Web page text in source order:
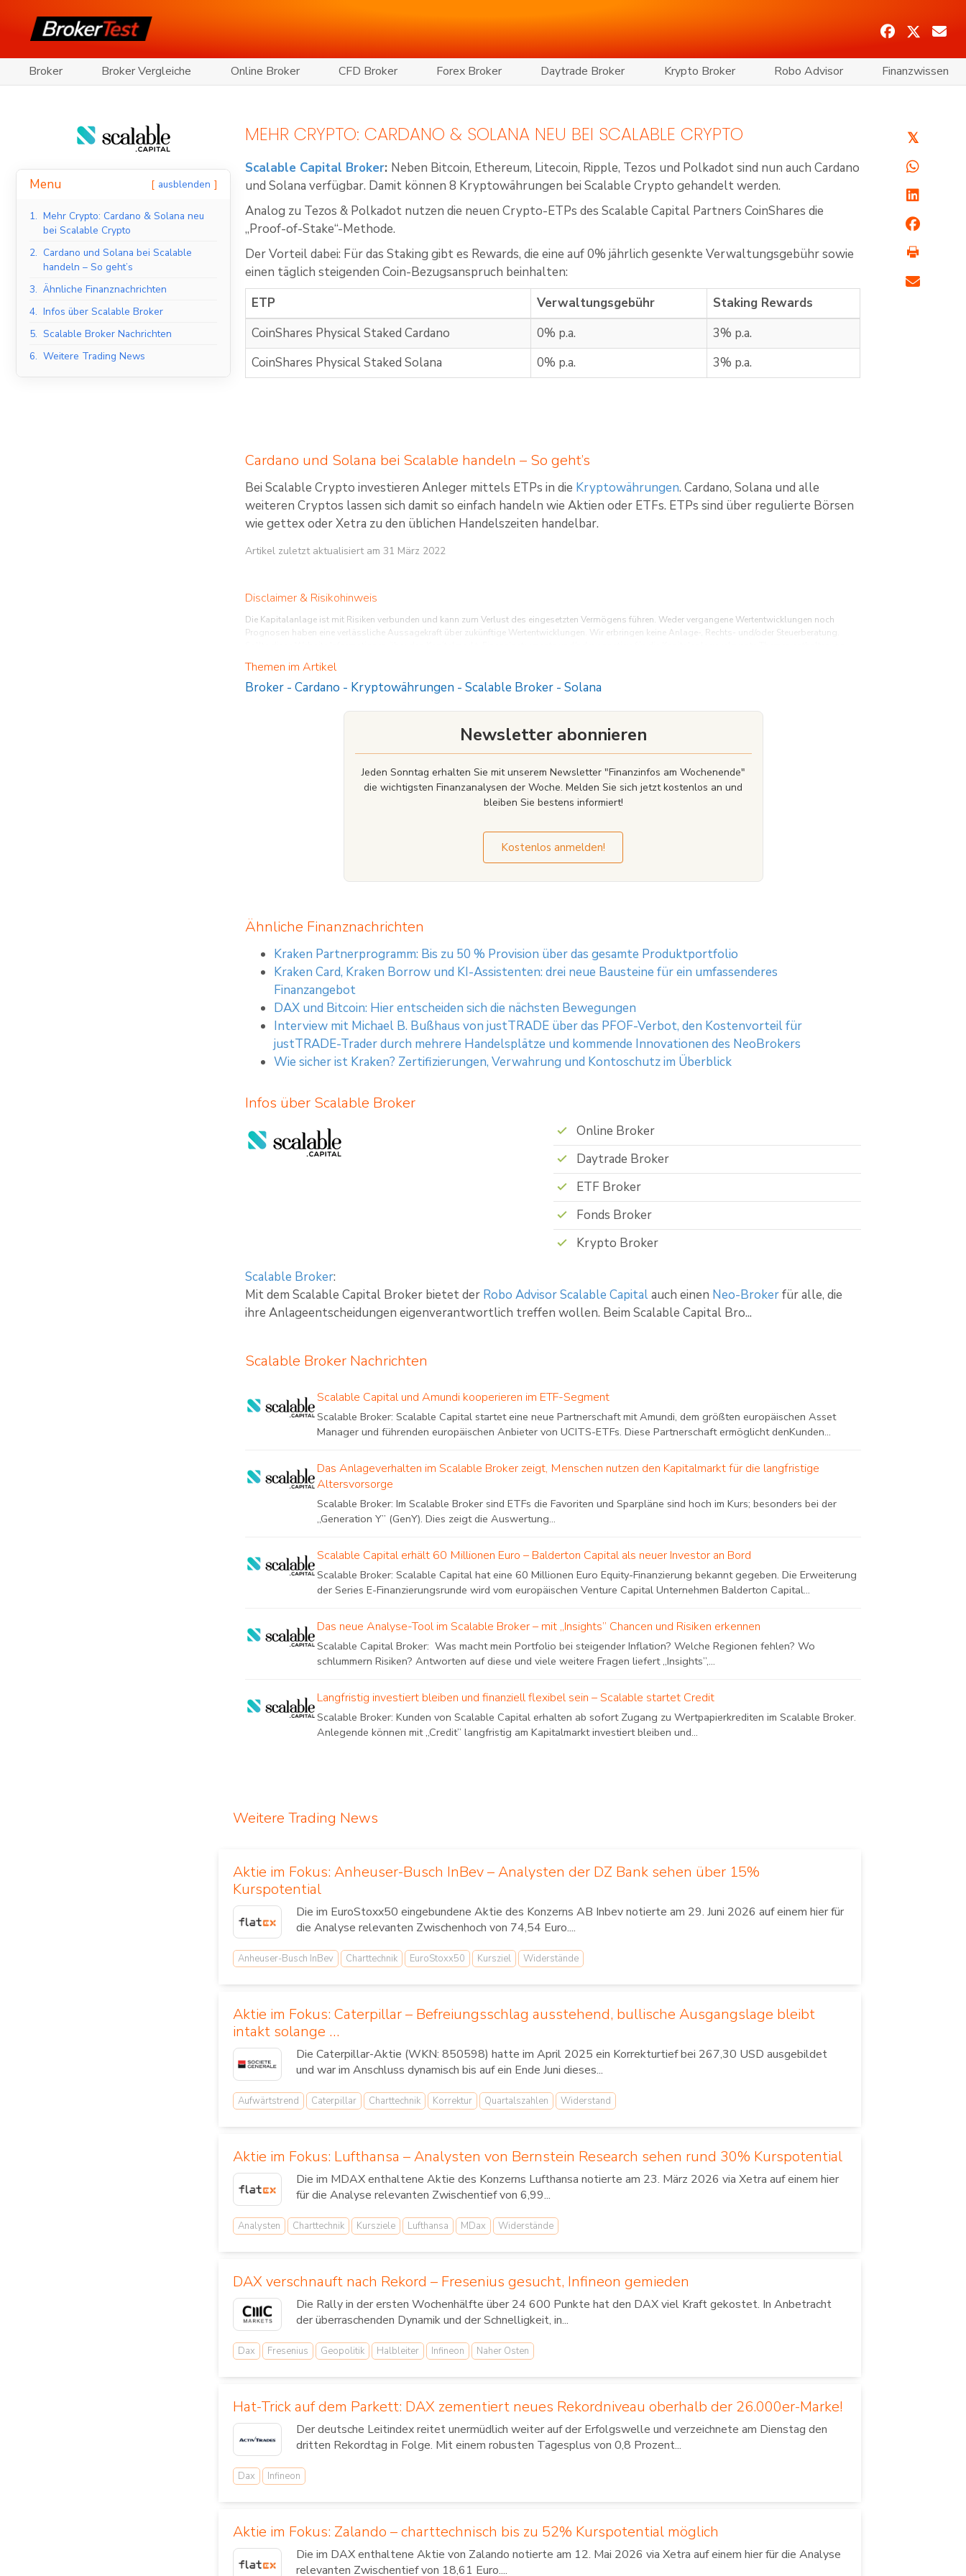
Broker Broker Vergleiche Online Broker CFD Broker Forex Broker Daytrade Broker Krypto Broker Robo Advisor Finanzwissen
Menu ausblenden
1. Mehr Crypto: Cardano & Solana neu
bei Scalable Crypto
2. Cardano und Solana bei Scalable
handeln – So geht’s
3. Ähnliche Finanznachrichten
4. Infos über Scalable Broker
5. Scalable Broker Nachrichten
6. Weitere Trading News
MEHR CRYPTO: CARDANO & SOLANA NEU BEI SCALABLE CRYPTO
Scalable Capital Broker: Neben Bitcoin, Ethereum, Litecoin, Ripple, Tezos und Polkadot sind nun auch Cardano
und Solana verfügbar. Damit können 8 Kryptowährungen bei Scalable Crypto gehandelt werden.
Analog zu Tezos & Polkadot nutzen die neuen Crypto-ETPs des Scalable Capital Partners CoinShares die
„Proof-of-Stake“-Methode.
Der Vorteil dabei: Für das Staking gibt es Rewards, die eine auf 0% jährlich gesenkte Verwaltungsgebühr sowie
einen täglich steigenden Coin-Bezugsanspruch beinhalten:
ETP
Verwaltungsgebühr
Staking Rewards
CoinShares Physical Staked Cardano
0% p.a.
3% p.a.
CoinShares Physical Staked Solana
0% p.a. 3% p.a.
Cardano und Solana bei Scalable handeln – So geht’s
Bei Scalable Crypto investieren Anleger mittels ETPs in die Kryptowährungen. Cardano, Solana und alle
weiteren Cryptos lassen sich damit so einfach handeln wie Aktien oder ETFs. ETPs sind über regulierte Börsen
wie gettex oder Xetra zu den üblichen Handelszeiten handelbar.
Artikel zuletzt aktualisiert am 31 März 2022
Disclaimer & Risikohinweis
Die Kapitalanlage ist mit Risiken verbunden und kann zum Verlust des eingesetzten Vermögens führen. Weder vergangene Wertentwicklungen noch
Prognosen haben eine verlässliche Aussagekraft über zukünftige Wertentwicklungen. Wir erbringen keine Anlage-, Rechts- und/oder Steuerberatung.
Vermögensverwaltungsdienstleistungen
Themen im Artikel
Broker -Cardano - Kryptowährungen -Scalable Broker -Solana
Newsletter abonnieren
Jeden Sonntag erhalten Sie mit unserem Newsletter "Finanzinfos am Wochenende"
die wichtigsten Finanzanalysen der Woche. Melden Sie sich jetzt kostenlos an und
bleiben Sie bestens informiert!
Kostenlos anmelden!
Ähnliche Finanznachrichten
Kraken Partnerprogramm: Bis zu 50 % Provision über das gesamte Produktportfolio
Kraken Card, Kraken Borrow und KI-Assistenten: drei neue Bausteine für ein umfassenderes
Finanzangebot
DAX und Bitcoin: Hier entscheiden sich die nächsten Bewegungen
Interview mit Michael B. Bußhaus von justTRADE über das PFOF-Verbot, den Kostenvorteil für
justTRADE-Trader durch mehrere Handelsplätze und kommende Innovationen des NeoBrokers
Wie sicher ist Kraken? Zertifizierungen, Verwahrung und Kontoschutz im Überblick
Infos über Scalable Broker
Online Broker
Daytrade Broker
ETF Broker
Fonds Broker
Krypto Broker
Scalable Broker:
Mit dem Scalable Capital Broker bietet der Robo Advisor Scalable Capitalauch einen Neo-Brokerfür alle, die
ihre Anlageentscheidungen eigenverantwortlich treffen wollen. Beim Scalable Capital Bro...
Scalable Broker Nachrichten
Scalable Capital und Amundi kooperieren im ETF-Segment
Scalable Broker: Scalable Capital startet eine neue Partnerschaft mit Amundi, dem größten europäischen Asset
Manager und führenden europäischen Anbieter von UCITS-ETFs. Diese Partnerschaft ermöglicht denKunden...
Das Anlageverhalten im Scalable Broker zeigt, Menschen nutzen den Kapitalmarkt für die langfristige
Altersvorsorge
Scalable Broker: Im Scalable Broker sind ETFs die Favoriten und Sparpläne sind hoch im Kurs; besonders bei der
„Generation Y” (GenY). Dies zeigt die Auswertung...
Scalable Capital erhält 60 Millionen Euro – Balderton Capital als neuer Investor an Bord
Scalable Broker: Scalable Capital hat eine 60 Millionen Euro Equity-Finanzierung bekannt gegeben. Die Erweiterung
der Series E-Finanzierungsrunde wird vom europäischen Venture Capital Unternehmen Balderton Capital...
Das neue Analyse-Tool im Scalable Broker – mit „Insights” Chancen und Risiken erkennen
Scalable Capital Broker: Was macht mein Portfolio bei steigender Inflation? Welche Regionen fehlen? Wo
schlummern Risiken? Antworten auf diese und viele weitere Fragen liefert „Insights”,...
Langfristig investiert bleiben und finanziell flexibel sein – Scalable startet Credit
Scalable Broker: Kunden von Scalable Capital erhalten ab sofort Zugang zu Wertpapierkrediten im Scalable Broker.
Anlegende können mit „Credit” langfristig am Kapitalmarkt investiert bleiben und...
𝕏
Weitere Trading News
Aktie im Fokus: Anheuser-Busch InBev – Analysten der DZ Bank sehen über 15%
Kurspotential
Die im EuroStoxx50 eingebundene Aktie des Konzerns AB Inbev notierte am 29. Juni 2026 auf einem hier für
die Analyse relevanten Zwischenhoch von 74,54 Euro....
Anheuser-Busch InBev Charttechnik EuroStoxx50 Kursziel Widerstände
Aktie im Fokus: Caterpillar – Befreiungsschlag ausstehend, bullische Ausgangslage bleibt
intakt solange …
Die Caterpillar-Aktie (WKN: 850598) hatte im April 2025 ein Korrekturtief bei 267,30 USD ausgebildet
und war im Anschluss dynamisch bis auf ein Ende Juni dieses...
Aufwärtstrend Caterpillar Charttechnik Korrektur Quartalszahlen Widerstand
Aktie im Fokus: Lufthansa – Analysten von Bernstein Research sehen rund 30% Kurspotential
Die im MDAX enthaltene Aktie des Konzerns Lufthansa notierte am 23. März 2026 via Xetra auf einem hier
für die Analyse relevanten Zwischentief von 6,99...
Analysten Charttechnik Kursziele Lufthansa MDax Widerstände
DAX verschnauft nach Rekord – Fresenius gesucht, Infineon gemieden
Die Rally in der ersten Wochenhälfte über 24 600 Punkte hat den DAX viel Kraft gekostet. In Anbetracht
der überraschenden Dynamik und der Schnelligkeit, in...
Dax Fresenius Geopolitik Halbleiter Infineon Naher Osten
Hat-Trick auf dem Parkett: DAX zementiert neues Rekordniveau oberhalb der 26.000er-Marke!
Der deutsche Leitindex reitet unermüdlich weiter auf der Erfolgswelle und verzeichnete am Dienstag den
dritten Rekordtag in Folge. Mit einem robusten Tagesplus von 0,8 Prozent...
Dax Infineon
Aktie im Fokus: Zalando – charttechnisch bis zu 52% Kurspotential möglich
Die im DAX enthaltene Aktie von Zalando notierte am 12. Mai 2026 via Xetra auf einem hier für die Analyse
relevanten Zwischentief von 18,61 Euro....